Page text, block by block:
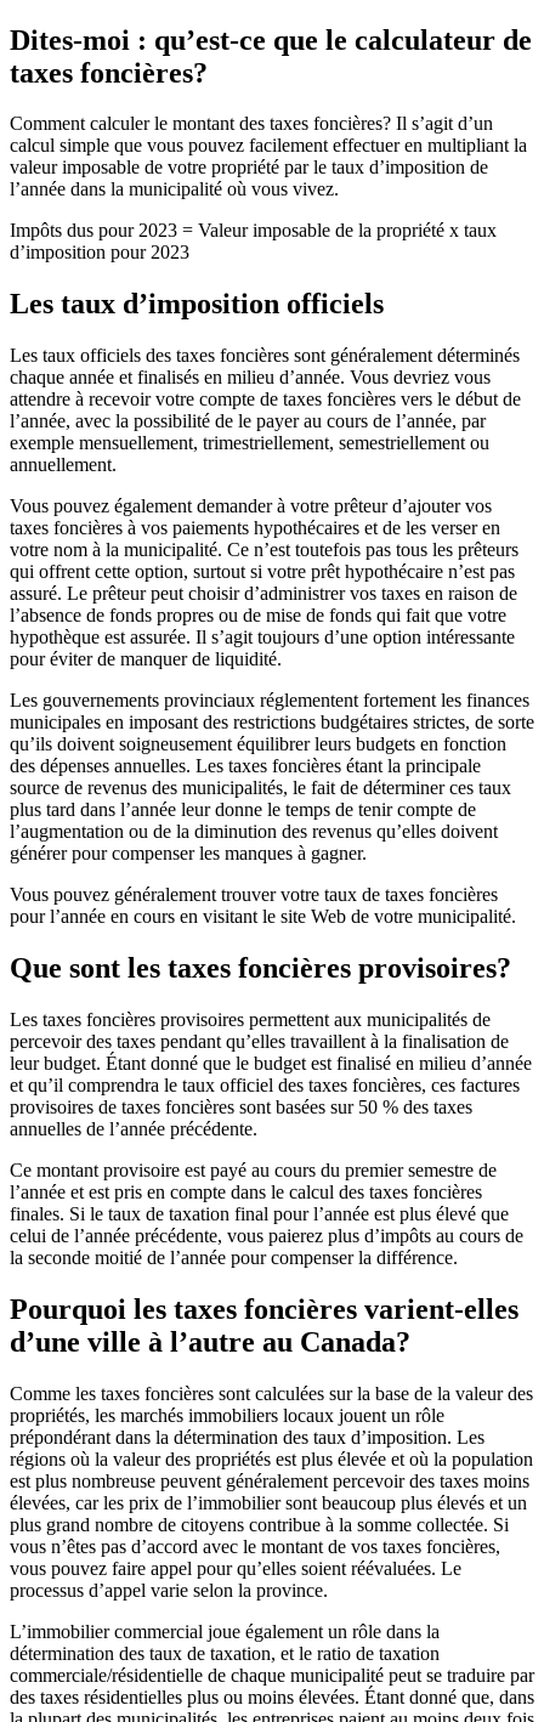
Dites-moi : qu’est-ce que le calculateur de
taxes foncières?
Comment calculer le montant des taxes foncières? Il s’agit d’un
calcul simple que vous pouvez facilement effectuer en multipliant la
valeur imposable de votre propriété par le taux d’imposition de
l’année dans la municipalité où vous vivez.
Impôts dus pour 2023 = Valeur imposable de la propriété x taux
d’imposition pour 2023
Les taux d’imposition officiels
Les taux officiels des taxes foncières sont généralement déterminés
chaque année et finalisés en milieu d’année. Vous devriez vous
attendre à recevoir votre compte de taxes foncières vers le début de
l’année, avec la possibilité de le payer au cours de l’année, par
exemple mensuellement, trimestriellement, semestriellement ou
annuellement.
Vous pouvez également demander à votre prêteur d’ajouter vos
taxes foncières à vos paiements hypothécaires et de les verser en
votre nom à la municipalité. Ce n’est toutefois pas tous les prêteurs
qui offrent cette option, surtout si votre prêt hypothécaire n’est pas
assuré. Le prêteur peut choisir d’administrer vos taxes en raison de
l’absence de fonds propres ou de mise de fonds qui fait que votre
hypothèque est assurée. Il s’agit toujours d’une option intéressante
pour éviter de manquer de liquidité.
Les gouvernements provinciaux réglementent fortement les finances
municipales en imposant des restrictions budgétaires strictes, de sorte
qu’ils doivent soigneusement équilibrer leurs budgets en fonction
des dépenses annuelles. Les taxes foncières étant la principale
source de revenus des municipalités, le fait de déterminer ces taux
plus tard dans l’année leur donne le temps de tenir compte de
l’augmentation ou de la diminution des revenus qu’elles doivent
générer pour compenser les manques à gagner.
Vous pouvez généralement trouver votre taux de taxes foncières
pour l’année en cours en visitant le site Web de votre municipalité.
Que sont les taxes foncières provisoires?
Les taxes foncières provisoires permettent aux municipalités de
percevoir des taxes pendant qu’elles travaillent à la finalisation de
leur budget. Étant donné que le budget est finalisé en milieu d’année
et qu’il comprendra le taux officiel des taxes foncières, ces factures
provisoires de taxes foncières sont basées sur 50 % des taxes
annuelles de l’année précédente.
Ce montant provisoire est payé au cours du premier semestre de
l’année et est pris en compte dans le calcul des taxes foncières
finales. Si le taux de taxation final pour l’année est plus élevé que
celui de l’année précédente, vous paierez plus d’impôts au cours de
la seconde moitié de l’année pour compenser la différence.
Pourquoi les taxes foncières varient-elles
d’une ville à l’autre au Canada?
Comme les taxes foncières sont calculées sur la base de la valeur des
propriétés, les marchés immobiliers locaux jouent un rôle
prépondérant dans la détermination des taux d’imposition. Les
régions où la valeur des propriétés est plus élevée et où la population
est plus nombreuse peuvent généralement percevoir des taxes moins
élevées, car les prix de l’immobilier sont beaucoup plus élevés et un
plus grand nombre de citoyens contribue à la somme collectée. Si
vous n’êtes pas d’accord avec le montant de vos taxes foncières,
vous pouvez faire appel pour qu’elles soient réévaluées. Le
processus d’appel varie selon la province.
L’immobilier commercial joue également un rôle dans la
détermination des taux de taxation, et le ratio de taxation
commerciale/résidentielle de chaque municipalité peut se traduire par
des taxes résidentielles plus ou moins élevées. Étant donné que, dans